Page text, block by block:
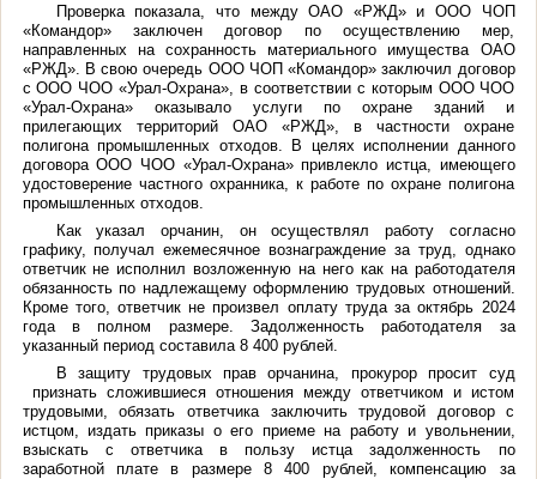
Проверка показала, что между ОАО «РЖД» и ООО ЧОП
«Командор» заключен договор по осуществлению мер,
направленных на сохранность материального имущества ОАО
«РЖД». В свою очередь ООО ЧОП «Командор» заключил договор
с ООО ЧОО «Урал-Охрана», в соответствии с которым ООО ЧОО
«Урал-Охрана» оказывало услуги по охране зданий и
прилегающих территорий ОАО «РЖД», в частности охране
полигона промышленных отходов. В целях исполнении данного
договора ООО ЧОО «Урал-Охрана» привлекло истца, имеющего
удостоверение частного охранника, к работе по охране полигона
промышленных отходов.
Как указал орчанин, он осуществлял работу согласно
графику, получал ежемесячное вознаграждение за труд, однако
ответчик не исполнил возложенную на него как на работодателя
обязанность по надлежащему оформлению трудовых отношений.
Кроме того, ответчик не произвел оплату труда за октябрь 2024
года в полном размере. Задолженность работодателя за
указанный период составила 8 400 рублей.
В защиту трудовых прав орчанина, прокурор просит суд
признать сложившиеся отношения между ответчиком и истом
трудовыми, обязать ответчика заключить трудовой договор с
истцом, издать приказы о его приеме на работу и увольнении,
взыскать с ответчика в пользу истца задолженность по
заработной плате в размере 8 400 рублей, компенсацию за